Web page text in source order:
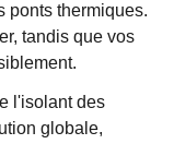
ponts thermiques.
tandis que vos
l'isolant des
globale,